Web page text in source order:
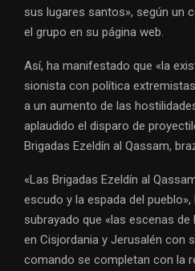
sus lugares santos», según un
el grupo en su página web.
Así, ha manifestado que «la
sionista con política
a un aumento de las
aplaudido el disparo de
Brigadas Ezeldín al Qassam,
«Las Brigadas Ezeldín al
escudo y la espada del
subrayado que «las escenas
en Cisjordania y Jerusalén con
comando se completan con la